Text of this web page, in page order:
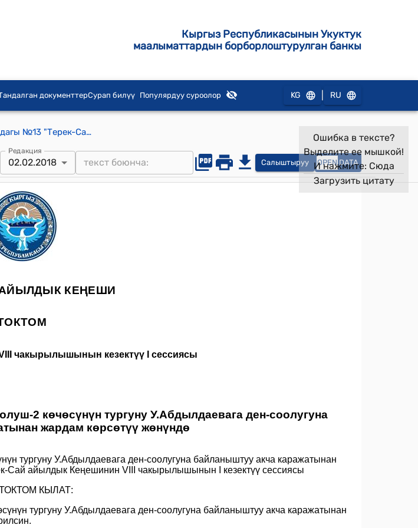
Кыргыз Республикасынын Укуктук
маалыматтардын борборлоштурулган банкы
документтерСурап билүү Популярдуу суроолор KG RU
Терек-Сай айылдык кеңешинин 2018-жылдын 02-февралындагы №13 "Терек-Сай айылдык аймагына караштуу Эшалы-Болуш-2 көчөсүнүн тургуну У.Абдылдаевага ден-соолугуна байланыштуу акча каражатынан жардам көрсөтүү жөнүндө" токтому
Редакция
02.02.2018 Салыштыруу OPEN DATA
Ошибка в тексте?
Выделите ее мышкой!
И нажмите: Сюда
Загрузить цитату